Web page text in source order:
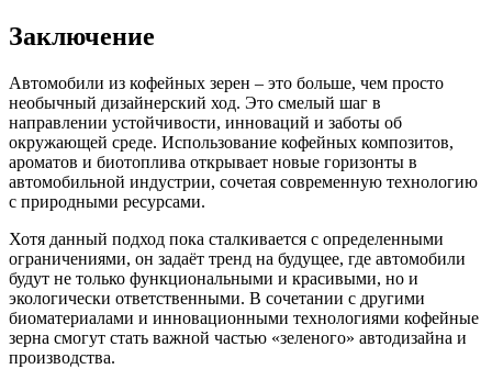
Заключение
Автомобили из кофейных зерен – это больше, чем просто
необычный дизайнерский ход. Это смелый шаг в
направлении устойчивости, инноваций и заботы об
окружающей среде. Использование кофейных композитов,
ароматов и биотоплива открывает новые горизонты в
автомобильной индустрии, сочетая современную технологию
с природными ресурсами.
Хотя данный подход пока сталкивается с определенными
ограничениями, он задаёт тренд на будущее, где автомобили
будут не только функциональными и красивыми, но и
экологически ответственными. В сочетании с другими
биоматериалами и инновационными технологиями кофейные
зерна смогут стать важной частью «зеленого» автодизайна и
производства.